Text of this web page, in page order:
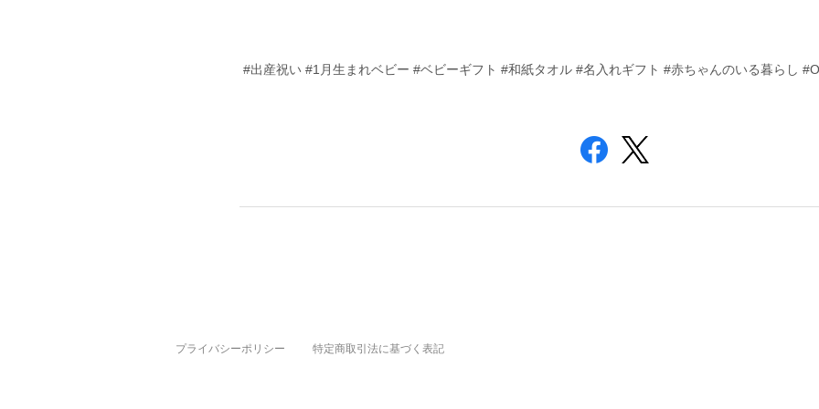
#出産祝い #1月生まれベビー #ベビーギフト #和紙タオル #名入れギフト #赤ちゃんのいる暮らし
プライバシーポリシー 特定商取引法に基づく表記